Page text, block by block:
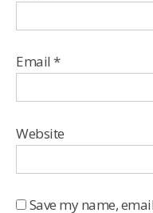
Email*
Website
Save my name,